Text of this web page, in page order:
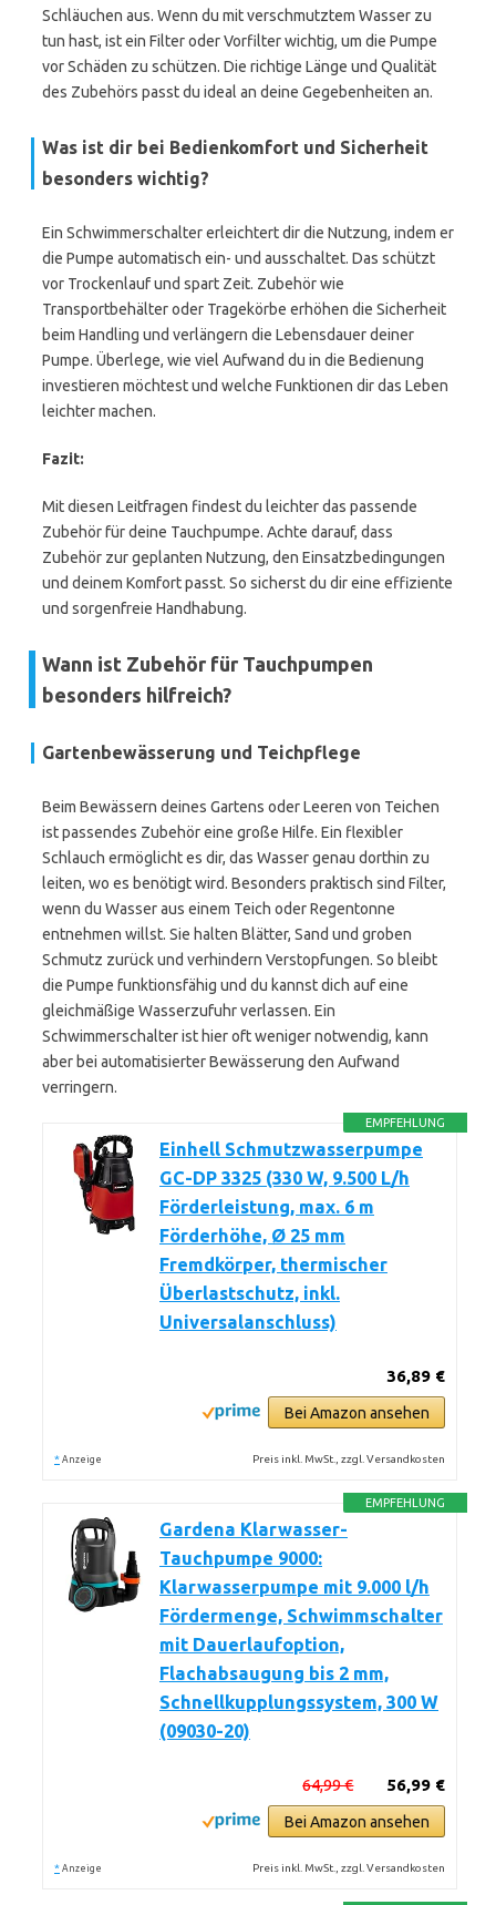
Schläuchen aus. Wenn du mit verschmutztem Wasser zu
tun hast, ist ein Filter oder Vorfilter wichtig, um die Pumpe
vor Schäden zu schützen. Die richtige Länge und Qualität
des Zubehörs passt du ideal an deine Gegebenheiten an.
Was ist dir bei Bedienkomfort und Sicherheit
besonders wichtig?
Ein Schwimmerschalter erleichtert dir die Nutzung, indem er
die Pumpe automatisch ein- und ausschaltet. Das schützt
vor Trockenlauf und spart Zeit. Zubehör wie
Transportbehälter oder Tragekörbe erhöhen die Sicherheit
beim Handling und verlängern die Lebensdauer deiner
Pumpe. Überlege, wie viel Aufwand du in die Bedienung
investieren möchtest und welche Funktionen dir das Leben
leichter machen.
Fazit:
Mit diesen Leitfragen findest du leichter das passende
Zubehör für deine Tauchpumpe. Achte darauf, dass
Zubehör zur geplanten Nutzung, den Einsatzbedingungen
und deinem Komfort passt. So sicherst du dir eine effiziente
und sorgenfreie Handhabung.
Wann ist Zubehör für Tauchpumpen
besonders hilfreich?
Gartenbewässerung und Teichpflege
Beim Bewässern deines Gartens oder Leeren von Teichen
ist passendes Zubehör eine große Hilfe. Ein flexibler
Schlauch ermöglicht es dir, das Wasser genau dorthin zu
leiten, wo es benötigt wird. Besonders praktisch sind Filter,
wenn du Wasser aus einem Teich oder Regentonne
entnehmen willst. Sie halten Blätter, Sand und groben
Schmutz zurück und verhindern Verstopfungen. So bleibt
die Pumpe funktionsfähig und du kannst dich auf eine
gleichmäßige Wasserzufuhr verlassen. Ein
Schwimmerschalter ist hier oft weniger notwendig, kann
aber bei automatisierter Bewässerung den Aufwand
verringern.
EMPFEHLUNG
Einhell Schmutzwasserpumpe
GC-DP 3325 (330 W, 9.500 L/h
Förderleistung, max. 6 m
Förderhöhe, Ø 25 mm
Fremdkörper, thermischer
Überlastschutz, inkl.
Universalanschluss)
36,89 €
Bei Amazon ansehen
* Anzeige Preis inkl. MwSt., zzgl. Versandkosten
EMPFEHLUNG
Gardena Klarwasser-
Tauchpumpe 9000:
Klarwasserpumpe mit 9.000 l/h
Fördermenge, Schwimmschalter
mit Dauerlaufoption,
Flachabsaugung bis 2 mm,
Schnellkupplungssystem, 300 W
(09030-20)
56,99 €
64,99 €
Bei Amazon ansehen
* Anzeige Preis inkl. MwSt., zzgl. Versandkosten